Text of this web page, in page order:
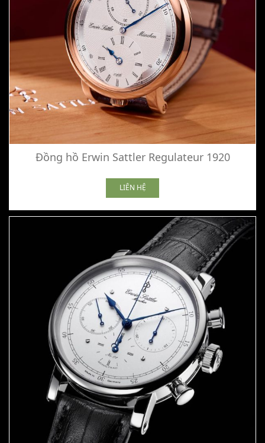
Đồng hồ Erwin Sattler Regulateur 1920
LIÊN HỆ